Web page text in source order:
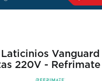
220V - Refrimate